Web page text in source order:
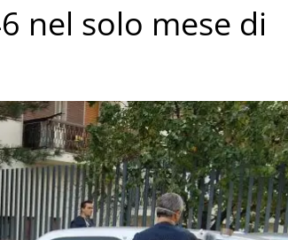
nel solo mese di